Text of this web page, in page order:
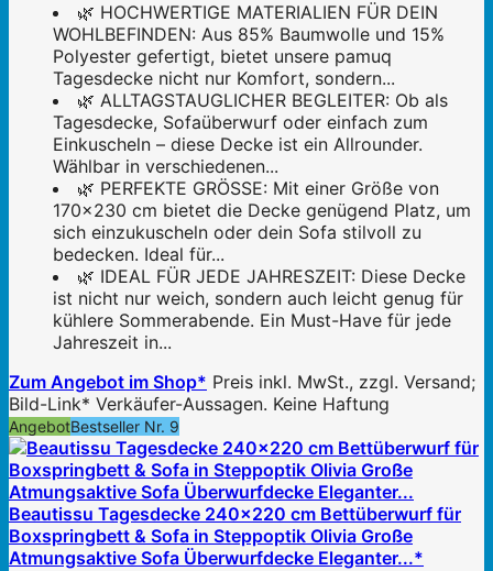
🌿 HOCHWERTIGE MATERIALIEN FÜR DEIN
WOHLBEFINDEN: Aus 85% Baumwolle und 15%
Polyester gefertigt, bietet unsere pamuq
Tagesdecke nicht nur Komfort, sondern...
🌿 ALLTAGSTAUGLICHER BEGLEITER: Ob als
Tagesdecke, Sofaüberwurf oder einfach zum
Einkuscheln – diese Decke ist ein Allrounder.
Wählbar in verschiedenen...
🌿 PERFEKTE GRÖSSE: Mit einer Größe von
170x230 cm bietet die Decke genügend Platz, um
sich einzukuscheln oder dein Sofa stilvoll zu
bedecken. Ideal für...
🌿 IDEAL FÜR JEDE JAHRESZEIT: Diese Decke
ist nicht nur weich, sondern auch leicht genug für
kühlere Sommerabende. Ein Must-Have für jede
Jahreszeit in...
Zum Angebot im Shop* Preis inkl. MwSt., zzgl. Versand;
Bild-Link* Verkäufer-Aussagen. Keine Haftung
AngebotBestseller Nr. 9
Beautissu Tagesdecke 240x220 cm Bettüberwurf für
Boxspringbett & Sofa in Steppoptik Olivia Große
Atmungsaktive Sofa Überwurfdecke Eleganter...*